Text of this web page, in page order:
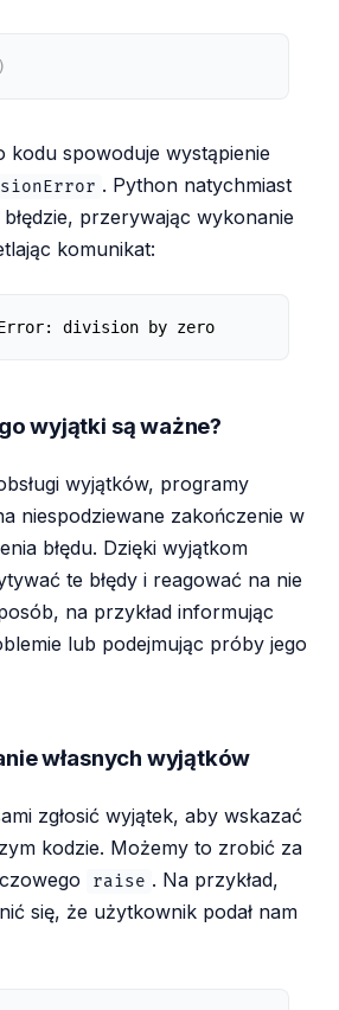
)
kodu spowoduje wystąpienie
. Python natychmiast
przerywając wykonanie
komunikat:
division by zero
wyjątki są ważne?
wyjątków, programy
niespodziewane zakończenie w
błędu. Dzięki wyjątkom
te błędy i reagować na nie
na przykład informując
lub podejmując próby jego
własnych wyjątków
zgłosić wyjątek, aby wskazać
kodzie. Możemy to zrobić za
raise . Na przykład,
się, że użytkownik podał nam